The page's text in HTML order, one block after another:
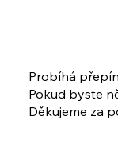
Probíhá
Pokud byste
Děkujeme za